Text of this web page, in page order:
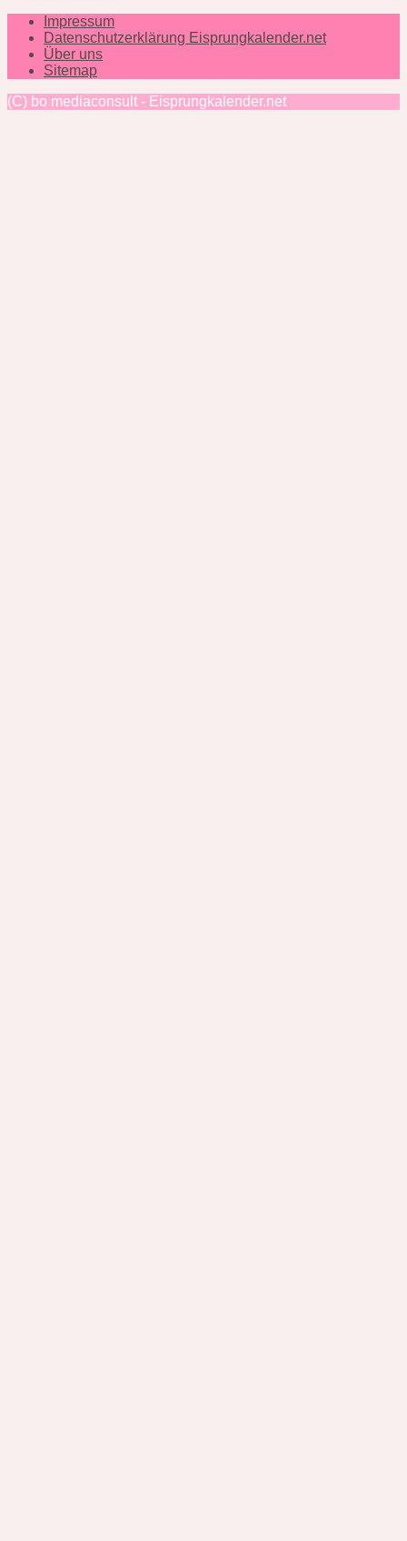
Impressum
Datenschutzerklärung Eisprungkalender.net
Über uns
Sitemap
(C) bo mediaconsult - Eisprungkalender.net